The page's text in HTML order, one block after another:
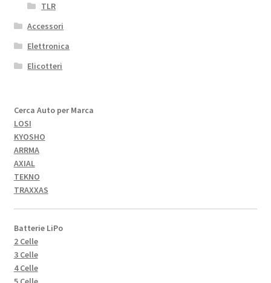
TLR
Accessori
Elettronica
Elicotteri
Cerca Auto per Marca
LOSI
KYOSHO
ARRMA
AXIAL
TEKNO
TRAXXAS
Batterie LiPo
2 Celle
3 Celle
4 Celle